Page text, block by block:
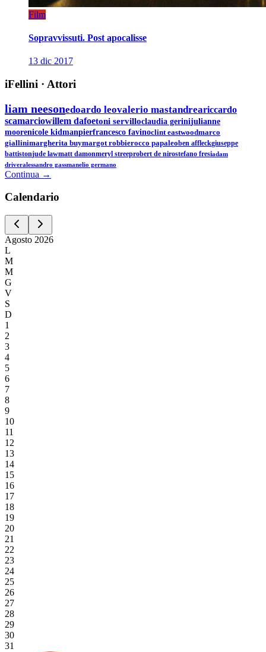
Film
Sopravvissuti. Post apocalisse
13 dic 2017
iFellini · Attori
liam neesonedoardo leovalerio mastandreariccardo
scamarciowillem dafoetoni servilloclaudia gerinijulianne
moorenicole kidmanpierfrancesco favinoclint eastwoodmarco
giallinimargherita buymargot robbierocco papaleoben affleckgiuseppe
battistonjude lawmatt damonmeryl streeprobert de nirostefano fresiadam
driveralessandro gassmanelio germano
Continua →
Calendario
Agosto 2026
L
M
M
G
V
S
D
1
2
3
4
5
6
7
8
9
10
11
12
13
14
15
16
17
18
19
20
21
22
23
24
25
26
27
28
29
30
31